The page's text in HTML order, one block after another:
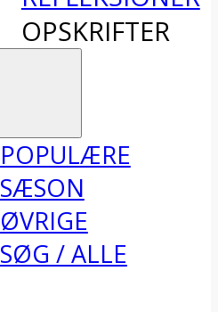
OPSKRIFTER
POPULÆRE
SÆSON
ØVRIGE
SØG / ALLE